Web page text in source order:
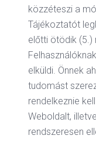
közzéteszi a
Tájékoztatót
előtti ötödik (5.)
elküldi. Önnek
tudomást
rendelkeznie
Weboldalt,
rendszeresen